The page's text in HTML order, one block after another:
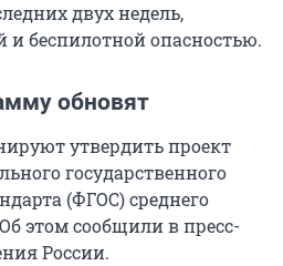
двух недель,
и беспилотной опасностью.
обновят
утвердить проект
государственного
(ФГОС) среднего
этом сообщили в пресс-
России.